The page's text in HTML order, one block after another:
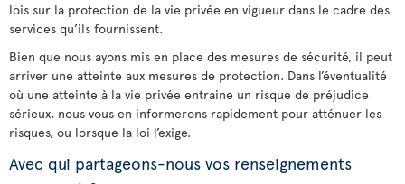
lois sur la protection de la vie privée en vigueur dans le cadre des
services qu’ils fournissent.
Bien que nous ayons mis en place des mesures de sécurité, il peut
arriver une atteinte aux mesures de protection. Dans l’éventualité
où une atteinte à la vie privée entraine un risque de préjudice
sérieux, nous vous en informerons rapidement pour atténuer les
risques, ou lorsque la loi l’exige.
Avec qui partageons-nous vos renseignements